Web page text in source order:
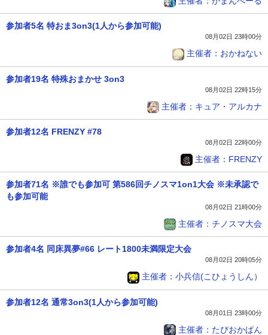
参加者5名 特おま3on3(1人から参加可能)
08月02日 23時00分
主催者：おかねない
参加者19名 特殊おまかせ 3on3
08月02日 22時15分
主催者：キュア・アルカナ
参加者12名 FRENZY #78
08月02日 22時00分
主催者：FRENZY
参加者71名 ※誰でも参加可 第586回チノスマ1on1大会 ※未承認で
も参加可能
08月02日 21時00分
主催者：チノスマ大会
参加者4名 同床異夢#66 レート1800未満限定大会
08月02日 20時05分
主催者：小兵信(こひょうしん）
参加者12名 通常3on3(1人から参加可能)
08月01日 23時00分
主催者：たぴおかぱん